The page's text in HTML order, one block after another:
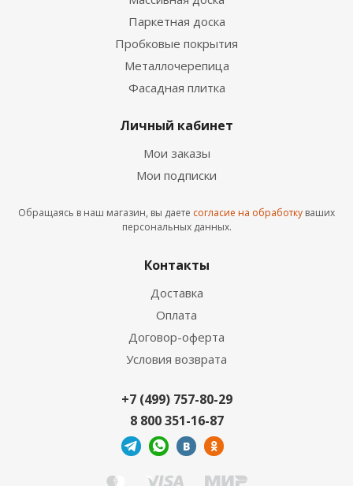
Паркетная доска
Пробковые покрытия
Металлочерепица
Фасадная плитка
Личный кабинет
Мои заказы
Мои подписки
Обращаясь в наш магазин, вы даете согласие на обработку ваших
персональных данных.
Контакты
Доставка
Оплата
Договор-оферта
Условия возврата
+7 (499) 757-80-29
8 800 351-16-87